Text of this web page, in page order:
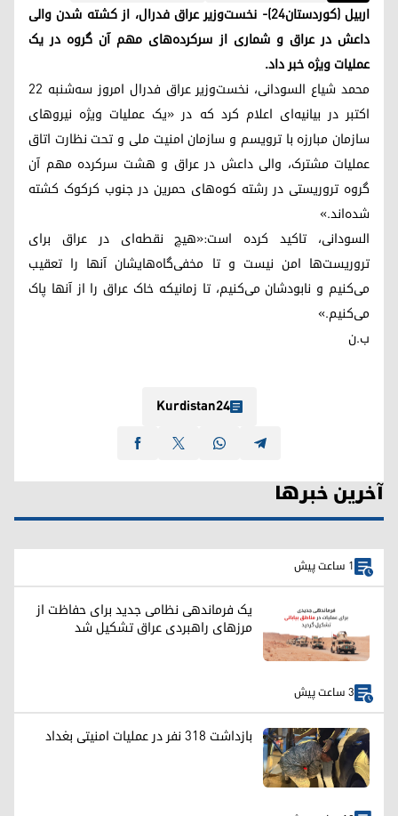
اربیل (کوردستان٢٤)- نخست‌وزیر عراق فدرال، از کشته شدن والی
داعش در عراق و شماری از سرکرده‌های مهم آن گروه در یک
عملیات ویژه خبر داد.
محمد شیاع السودانی، نخست‌وزیر عراق فدرال امروز سه‌شنبه ۲۲
اکتبر در بیانیه‌ای اعلام کرد که در «یک عملیات ویژه نیروهای
سازمان مبارزه با ترویسم و سازمان امنیت ملی و تحت نظارت اتاق
عملیات مشترک، والی داعش در عراق و هشت سرکرده مهم آن
گروه تروریستی در رشته‌ کوه‌‌های حمرین در جنوب کرکوک کشته
شده‌اند.»
السودانی، تاکید کرده است:«هیچ نقطه‌ای در عراق برای
تروریست‌‌ها امن نیست و تا مخفی‌گاه‌هایشان آنها را تعقیب
می‌کنیم و نابودشان می‌کنیم، تا زمانیکه خاک عراق را از آنها پاک
می‌کنیم.»
ب.ن
Kurdistan24
آخرین خبرها
1 ساعت پیش
یک فرماندهی نظامی جدید برای حفاظت از
مرزهای راهبردی عراق تشکیل شد
3 ساعت پیش
بازداشت ۳۱۸ نفر در عملیات امنیتی بغداد